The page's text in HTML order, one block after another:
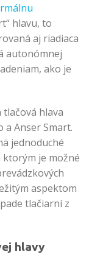
hlavu, to
aj riadiaca
autonómnej
ako je
hlava
a Anser Smart.
jednoduché
ktorým je možné
aspektom
tlačiarní z
hlavy